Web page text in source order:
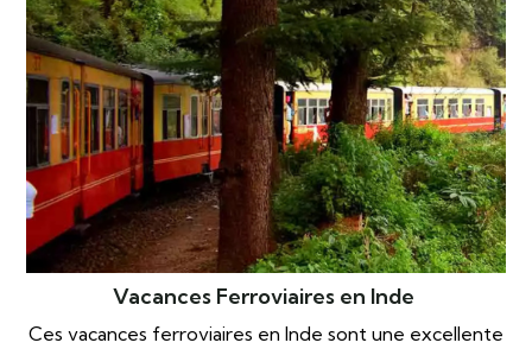
Vacances Ferroviaires en Inde
Ces vacances ferroviaires en Inde sont une excellente